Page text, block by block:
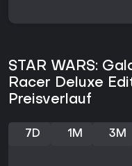
Speeder ermöglichen
liefern pure Kraft. Die
Tatooine, Ando Prime,
fest in die Rennen
auszuschalten. Ein
STAR WARS:
Racer Deluxe
Preisverlauf
7D 1M 3M